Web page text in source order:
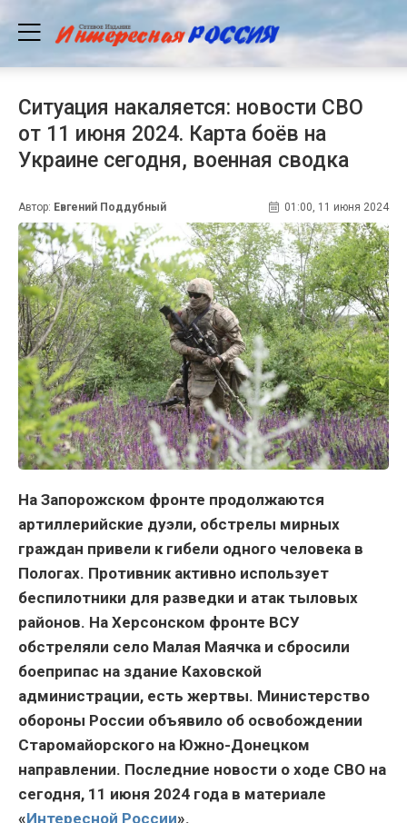
Ситуация накаляется: новости СВО
от 11 июня 2024. Карта боёв на
Украине сегодня, военная сводка
Автор: Евгений Поддубный 01:00, 11 июня 2024
На Запорожском фронте продолжаются
артиллерийские дуэли, обстрелы мирных
граждан привели к гибели одного человека в
Пологах. Противник активно использует
беспилотники для разведки и атак тыловых
районов. На Херсонском фронте ВСУ
обстреляли село Малая Маячка и сбросили
боеприпас на здание Каховской
администрации, есть жертвы. Министерство
обороны России объявило об освобождении
Старомайорского на Южно-Донецком
направлении. Последние новости о ходе СВО на
сегодня, 11 июня 2024 года в материале
«Интересной России».